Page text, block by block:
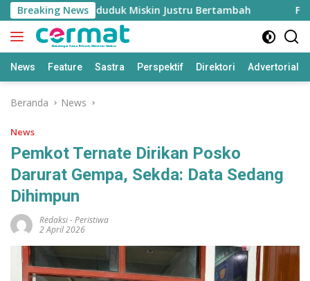
Langsung
ke
konten
Breaking News
Tinggi, Penduduk Miskin Justru Bertambah
News Feature Sastra Perspektif Direktori Advertorial
Beranda News
News
Pemkot Ternate Dirikan Posko
Darurat Gempa, Sekda: Data Sedang
Dihimpun
Redaksi-Peristiwa
2 April 2026